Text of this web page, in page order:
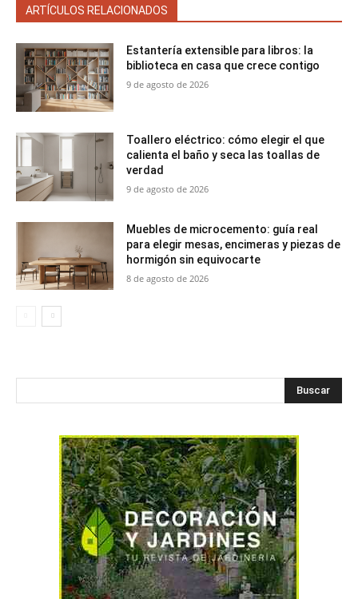
ARTÍCULOS RELACIONADOS
Estantería extensible para libros: la
biblioteca en casa que crece contigo
9 de agosto de 2026
Toallero eléctrico: cómo elegir el que
calienta el baño y seca las toallas de
verdad
9 de agosto de 2026
Muebles de microcemento: guía real
para elegir mesas, encimeras y piezas de
hormigón sin equivocarte
8 de agosto de 2026
Buscar